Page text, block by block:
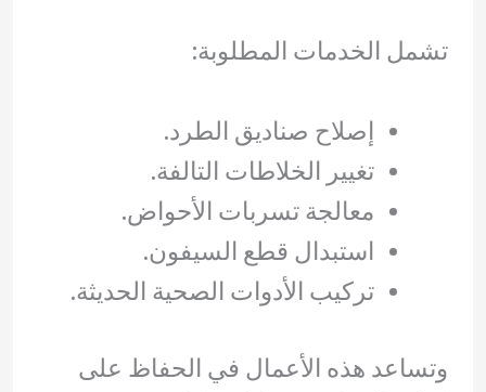
تشمل الخدمات المطلوبة:
إصلاح صناديق الطرد.
تغيير الخلاطات التالفة.
معالجة تسربات الأحواض.
استبدال قطع السيفون.
تركيب الأدوات الصحية الحديثة.
وتساعد هذه الأعمال في الحفاظ على